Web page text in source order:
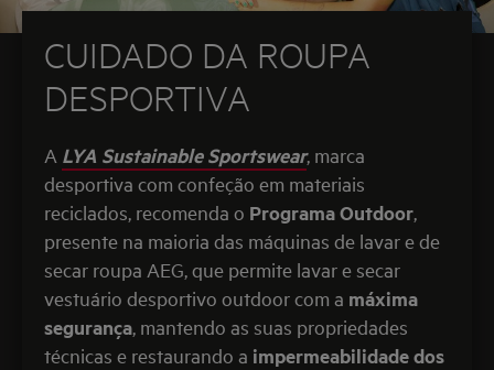
CUIDADO DA ROUPA
DESPORTIVA
A LYA Sustainable Sportswear, marca
desportiva com confeção em materiais
reciclados, recomenda o Programa Outdoor,
presente na maioria das máquinas de lavar e de
secar roupa AEG, que permite lavar e secar
vestuário desportivo outdoor com a máxima
segurança, mantendo as suas propriedades
técnicas e restaurando a impermeabilidade dos